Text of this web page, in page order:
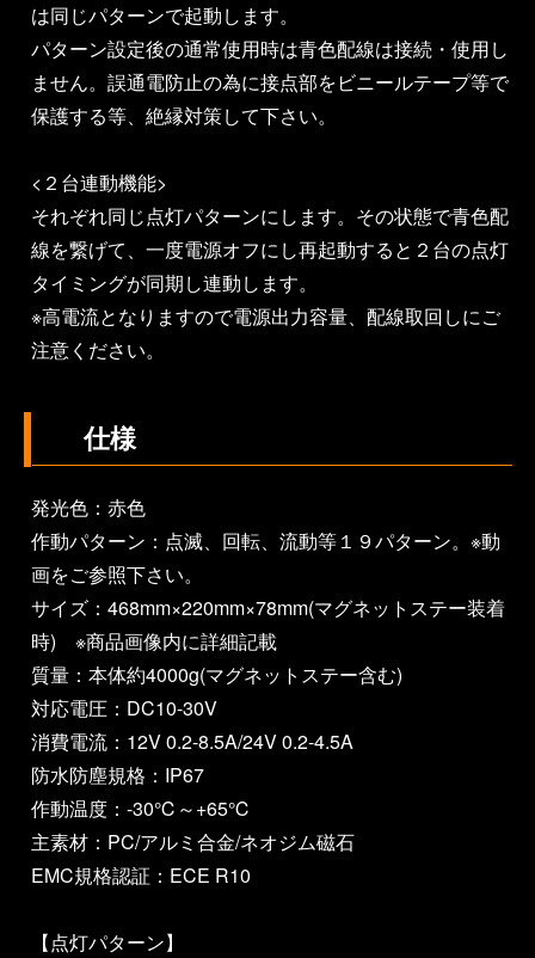
は同じパターンで起動します。
パターン設定後の通常使用時は青色配線は接続・使用し
ません。誤通電防止の為に接点部をビニールテープ等で
保護する等、絶縁対策して下さい。
<２台連動機能>
それぞれ同じ点灯パターンにします。その状態で青色配
線を繋げて、一度電源オフにし再起動すると２台の点灯
タイミングが同期し連動します。
※高電流となりますので電源出力容量、配線取回しにご
注意ください。
仕様
発光色：赤色
作動パターン：点滅、回転、流動等１９パターン。※動
画をご参照下さい。
サイズ：468mm×220mm×78mm(マグネットステー装着
時) ※商品画像内に詳細記載
質量：本体約4000g(マグネットステー含む)
対応電圧：DC10-30V
消費電流：12V 0.2-8.5A/24V 0.2-4.5A
防水防塵規格：IP67
作動温度：-30℃～+65℃
主素材：PC/アルミ合金/ネオジム磁石
EMC規格認証：ECE R10
【点灯パターン】